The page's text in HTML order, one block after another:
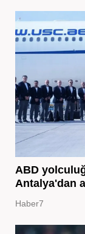
ABD
Antalya'dan
Haber7